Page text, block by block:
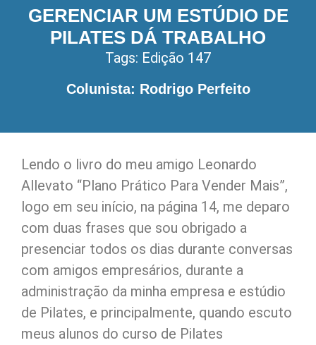
GERENCIAR UM ESTÚDIO DE
PILATES DÁ TRABALHO
Tags: Edição 147
Colunista: Rodrigo Perfeito
Lendo o livro do meu amigo Leonardo
Allevato “Plano Prático Para Vender Mais”,
logo em seu início, na página 14, me deparo
com duas frases que sou obrigado a
presenciar todos os dias durante conversas
com amigos empresários, durante a
administração da minha empresa e estúdio
de Pilates, e principalmente, quando escuto
meus alunos do curso de Pilates